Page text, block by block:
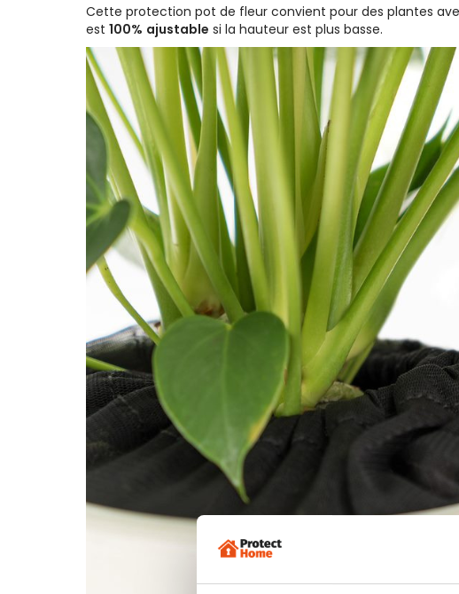
Cette protection pot de fleur convient pour des plantes
est 100% ajustable si la hauteur est plus basse.